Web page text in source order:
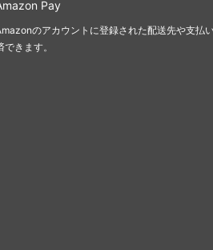
Pay
のアカウントに登録された配送先や支払
できます。